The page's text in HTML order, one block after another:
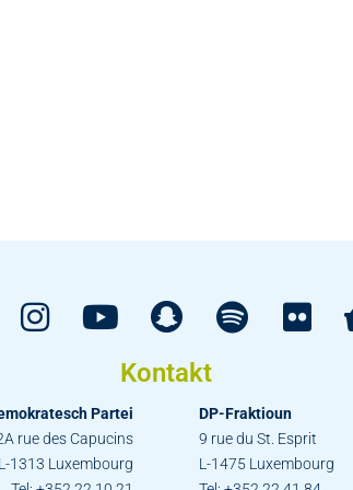
Kontakt
Partei
rue des Capucins
1313 Luxembourg
DP-Fraktioun
9 rue du St. Esprit
L-1475 Luxembourg